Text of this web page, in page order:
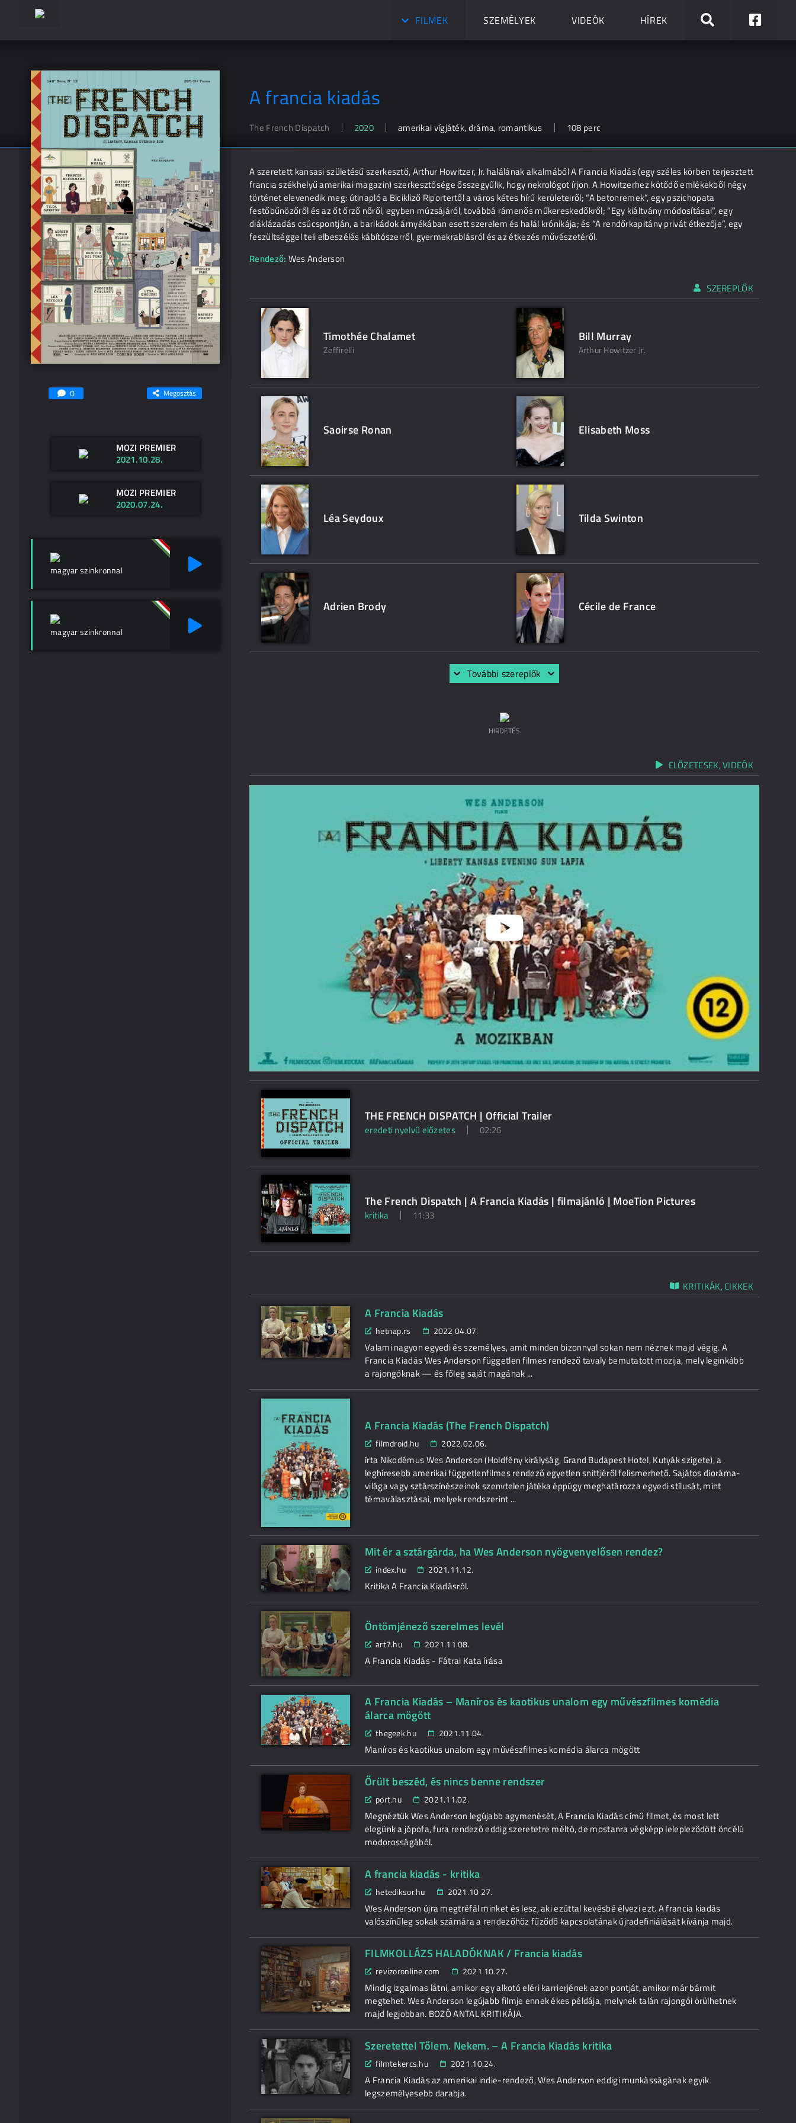
FILMEK SZEMÉLYEK VIDEÓK HÍREK
A francia kiadás
The French Dispatch 2020 amerikai vígjáték, dráma, romantikus 108 perc
0 Megosztás
MOZI PREMIER
2021.10.28.
MOZI PREMIER
2020.07.24.
magyar szinkronnal
magyar szinkronnal
A szeretett kansasi születésű szerkesztő, Arthur Howitzer, Jr. halálának alkalmából A Francia Kiadás (egy széles körben terjesztett
francia székhelyű amerikai magazin) szerkesztősége ősszegyűlik, hogy nekrológot írjon. A Howitzerhez kötődő emlékekből négy
történet elevenedik meg: útinapló a Bicikliző Riportertől a város kétes hírű kerületeiről; “A betonremek”, egy pszichopata
festőbűnözőről és az őt őrző nőről, egyben múzsájáról, továbbá rámenős műkereskedőkről; “Egy kiáltvány módosításai”, egy
diáklázadás csúcspontján, a barikádok árnyékában esett szerelem és halál krónikája; és “A rendőrkapitány privát étkezője”, egy
feszültséggel teli elbeszélés kábítószerről, gyermekrablásról és az étkezés művészetéről.
Rendező: Wes Anderson
SZEREPLŐK
Timothée Chalamet
Zeffirelli
Bill Murray
Arthur Howitzer Jr.
Saoirse Ronan Elisabeth Moss
Léa Seydoux Tilda Swinton
Adrien Brody Cécile de France
További szereplők
HIRDETÉS
ELŐZETESEK, VIDEÓK
THE FRENCH DISPATCH | Official Trailer
eredeti nyelvű előzetes 02:26
The French Dispatch | A Francia Kiadás | filmajánló | MoeTion Pictures
kritika 11:33
KRITIKÁK, CIKKEK
A Francia Kiadás
hetnap.rs 2022.04.07.
Valami nagyon egyedi és személyes, amit minden bizonnyal sokan nem néznek majd végig. A
Francia Kiadás Wes Anderson független filmes rendező tavaly bemutatott mozija, mely leginkább
a rajongóknak — és főleg saját magának ...
A Francia Kiadás (The French Dispatch)
filmdroid.hu 2022.02.06.
írta Nikodémus Wes Anderson (Holdfény királyság, Grand Budapest Hotel, Kutyák szigete), a
leghíresebb amerikai függetlenfilmes rendező egyetlen snittjéről felismerhető. Sajátos dioráma-
világa vagy sztárszínészeinek szenvtelen játéka éppúgy meghatározza egyedi stílusát, mint
témaválasztásai, melyek rendszerint ...
Mit ér a sztárgárda, ha Wes Anderson nyögvenyelősen rendez?
index.hu 2021.11.12.
Kritika A Francia Kiadásról.
Öntömjénező szerelmes levél
art7.hu 2021.11.08.
A Francia Kiadás - Fátrai Kata írása
A Francia Kiadás – Maníros és kaotikus unalom egy művészfilmes komédia
álarca mögött
thegeek.hu 2021.11.04.
Maníros és kaotikus unalom egy művészfilmes komédia álarca mögött
Őrült beszéd, és nincs benne rendszer
port.hu 2021.11.02.
Megnéztük Wes Anderson legújabb agymenését, A Francia Kiadás című filmet, és most lett
elegünk a jópofa, fura rendező eddig szeretetre méltó, de mostanra végképp lelepleződött öncélú
modorosságából.
A francia kiadás - kritika
hetediksor.hu 2021.10.27.
Wes Anderson újra megtréfál minket és lesz, aki ezúttal kevésbé élvezi ezt. A francia kiadás
valószínűleg sokak számára a rendezőhöz fűződő kapcsolatának újradefiniálását kívánja majd.
FILMKOLLÁZS HALADÓKNAK / Francia kiadás
revizoronline.com 2021.10.27.
Mindig izgalmas látni, amikor egy alkotó eléri karrierjének azon pontját, amikor már bármit
megtehet. Wes Anderson legújabb filmje ennek ékes példája, melynek talán rajongói örülhetnek
majd legjobban. BOZÓ ANTAL KRITIKÁJA.
Szeretettel Tőlem. Nekem. – A Francia Kiadás kritika
filmtekercs.hu 2021.10.24.
A Francia Kiadás az amerikai indie-rendező, Wes Anderson eddigi munkásságának egyik
legszemélyesebb darabja.